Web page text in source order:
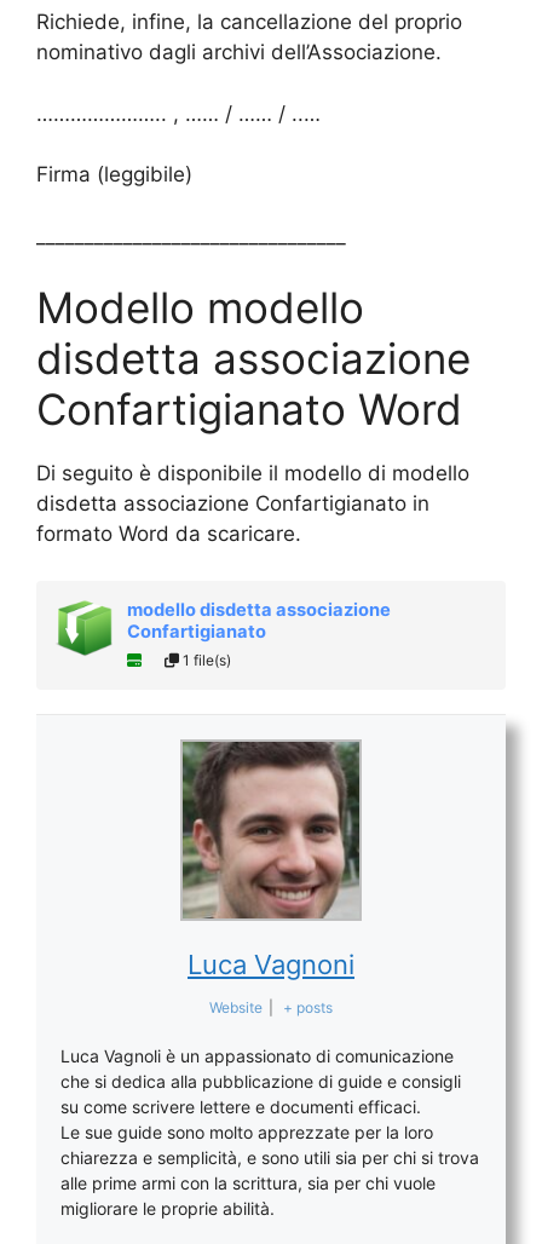
Richiede, infine, la cancellazione del proprio
nominativo dagli archivi dell’Associazione.
………………….. , …… / …… / ..…
Firma (leggibile)
Modello modello
disdetta associazione
Confartigianato Word
Di seguito è disponibile il modello di modello
disdetta associazione Confartigianato in
formato Word da scaricare.
modello disdetta associazione
Confartigianato
1 file(s)
Luca Vagnoni
Website + posts
Luca Vagnoli è un appassionato di comunicazione
che si dedica alla pubblicazione di guide e consigli
su come scrivere lettere e documenti efficaci.
Le sue guide sono molto apprezzate per la loro
chiarezza e semplicità, e sono utili sia per chi si trova
alle prime armi con la scrittura, sia per chi vuole
migliorare le proprie abilità.